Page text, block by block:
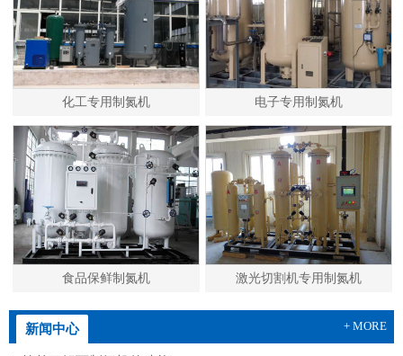
化工专用制氮机 电子专用制氮机
食品保鲜制氮机 激光切割机专用制氮机
新闻中心 + MORE